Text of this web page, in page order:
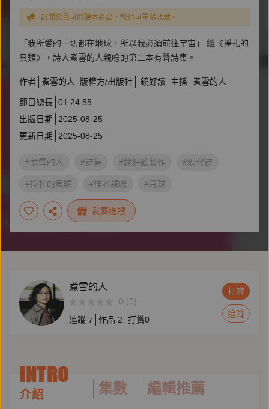
訂閱會員可聆聽本產品，您也可單購收藏。
「我所愛的一切都在地球，所以我必須前往宇宙」 繼《掙扎的
貝類》，詩人煮雪的人親唸的第二本有聲詩集。
作者 煮雪的人 版權方/出版社 鏡好讀 主播 煮雪的人
節目總長 01:24:55
出版日期
2025-08-25
更新日期
2025-08-25
#煮雪的人 #詩集 #鏡好聽製作 #現代詩
#掙扎的貝類 #作者親唸 #月球
我要送禮
煮雪的人
0 (0)
追蹤 7 作品 2 打賞0
打賞
追蹤
INTRO
介紹 集數 編輯推薦